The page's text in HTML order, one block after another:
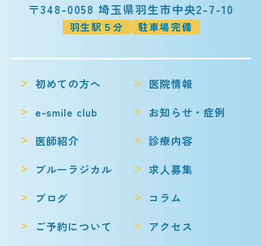
〒348-0058 埼玉県羽生市中央2-7-10
羽生駅５分 駐車場完備
初めての方へ
医院情報
e-smile club
お知らせ・症例
医師紹介
診療内容
ブルーラジカル
求人募集
ブログ
コラム
ご予約について
アクセス